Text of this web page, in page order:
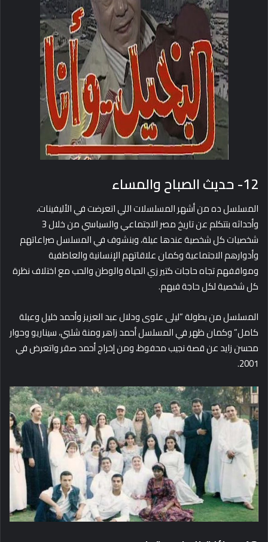
12- حديث الصباح والمساء
المسلسل ده من أشهر المسلسلات اللي اتعرضت في الأليفينات،
وأحداثه بتتكلم عن تاريخ مصر الاجتماعي والسياسي من خلال 3
شخصيات كل شخصية عندها عيلة، وبنشوف في المسلسل صراعاتهم
وأدوارهم الاجتماعية وكمان علاقاتهم الإنسانية والعاطفية
ومواقفهم تجاه حاجات كتير زي الحياة والوطن والحب مع اختلاف نظرة
كل شخصية لكل حاجة فيهم.
المسلسل من بطولة “ليلى علوى ودلال عبد العزيز وأحمد خليل وعبلة
كامل” وكمان ظهر في المسلسل أحمد زاهر ومنة شلبي، سيناريو وحوار
محسن زايد عن قصة نجيب محفوظ، ومن إخراج أحمد صقر واتعرض في
2001.